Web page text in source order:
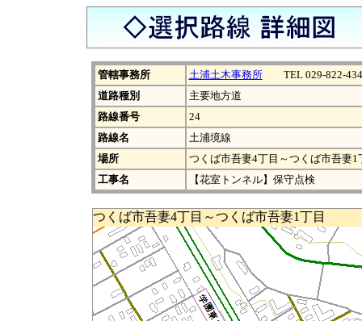
管轄事務所 土浦土木事務所TEL 029-822-
道路種別
主要地方道
路線番号
24
路線名
土浦境線
場所
つくば市吾妻4丁目～つくば市吾妻1
工事名
【花室トンネル】保守点検
つくば市吾妻4丁目～つくば市吾妻1丁目